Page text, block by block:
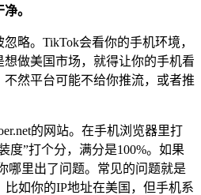
。
略。TikTok会看你的手机环境，
做美国市场，就得让你的手机看
然平台可能不给你推流，或者推
的网站。在手机浏览器里打
度”打个分，满分是100%。如果
哪里出了问题。常见的问题就是
如你的IP地址在美国，但手机系